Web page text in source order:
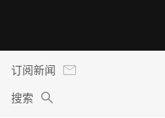
订阅新闻
搜索